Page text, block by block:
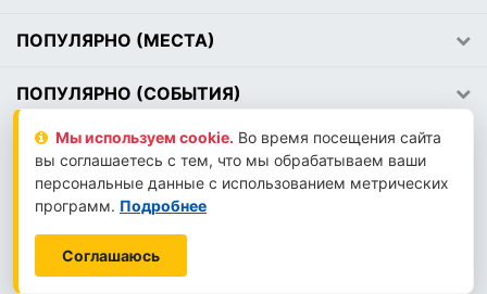
ПОПУЛЯРНО (МЕСТА)
ПОПУЛЯРНО (СОБЫТИЯ)
2026 © АВЕМЕДИА LLM-INFO
Мы используем сookie. Во время посещения сайта
вы соглашаетесь с тем, что мы обрабатываем ваши
персональные данные с использованием метрических
программ. Подробнее
Соглашаюсь